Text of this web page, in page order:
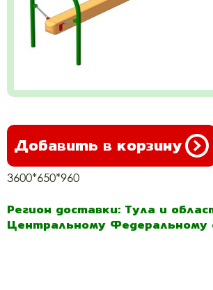
Добавить в корзину
3600*650*960
Регион доставки: Тула и
Центральному Федеральному